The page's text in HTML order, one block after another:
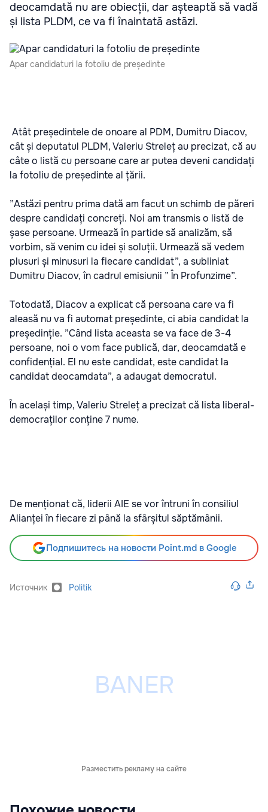
deocamdată nu are obiecții, dar așteaptă să vadă
și lista PLDM, ce va fi înaintată astăzi.
Apar candidaturi la fotoliu de președinte
Atât președintele de onoare al PDM, Dumitru Diacov,
cât și deputatul PLDM, Valeriu Streleț au precizat, că au
câte o listă cu persoane care ar putea deveni candidați
la fotoliu de președinte al țării.
”Astăzi pentru prima dată am facut un schimb de păreri
despre candidați concreți. Noi am transmis o listă de
șase persoane. Urmează în partide să analizăm, să
vorbim, să venim cu idei și soluții. Urmează să vedem
plusuri și minusuri la fiecare candidat”, a subliniat
Dumitru Diacov, în cadrul emisiunii ” În Profunzime”.
Totodată, Diacov a explicat că persoana care va fi
aleasă nu va fi automat președinte, ci abia candidat la
președinție. ”Când lista aceasta se va face de 3-4
persoane, noi o vom face publică, dar, deocamdată e
confidențial. El nu este candidat, este candidat la
candidat deocamdata”, a adaugat democratul.
În același timp, Valeriu Streleț a precizat că lista liberal-
democraților conține 7 nume.
De menționat că, liderii AIE se vor întruni în consiliul
Alianței în fiecare zi până la sfârșitul săptămânii.
Подпишитесь на новости Point.md в Google
Источник Politik
Разместить рекламу на сайте